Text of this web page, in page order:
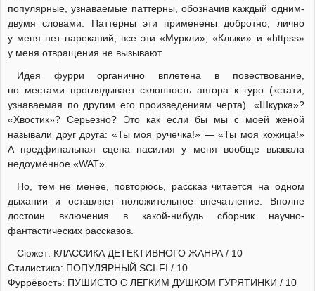
популярные, узнаваемые паттерны, обозначив каждый одним-
двумя словами. Паттерны эти применены добротно, лично
у меня нет нареканий; все эти «Муркли», «Клыки» и «httpss»
у меня отвращения не вызывают.
Идея фурри органично вплетена в повествование,
но местами проглядывает склонность автора к гуро (кстати,
узнаваемая по другим его произведениям черта). «Шкурка»?
«Хвостик»? Серьезно? Это как если бы мы с моей женой
называли друг друга: «Ты моя ручечка!» — «Ты моя кожица!»
А предфинальная сцена насилия у меня вообще вызвала
недоумённое «WAT».
Но, тем не менее, повторюсь, рассказ читается на одном
дыхании и оставляет положительное впечатление. Вполне
достоин включения в какой-нибудь сборник научно-
фантастических рассказов.
Сюжет: КЛАССИКА ДЕТЕКТИВНОГО ЖАНРА / 10
Стилистика: ПОПУЛЯРНЫЙ SCI-FI / 10
Фуррёвость: ПУШИСТО С ЛЕГКИМ ДУШКОМ ГУРЯТИНКИ / 10